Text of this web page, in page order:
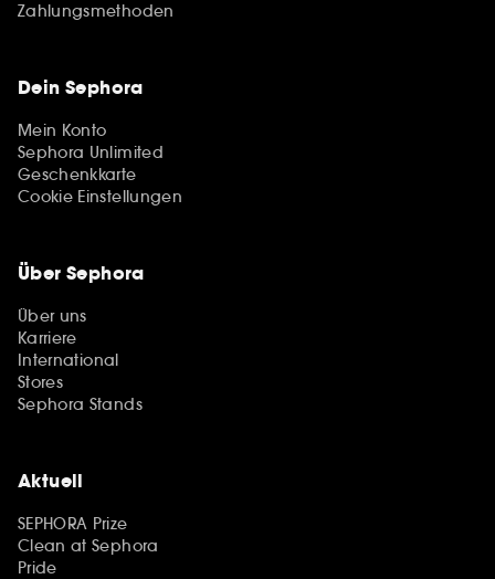
Zahlungsmethoden
Dein Sephora
Mein Konto
Sephora Unlimited
Geschenkkarte
Cookie Einstellungen
Über Sephora
Über uns
Karriere
International
Stores
Sephora Stands
Aktuell
SEPHORA Prize
Clean at Sephora
Pride